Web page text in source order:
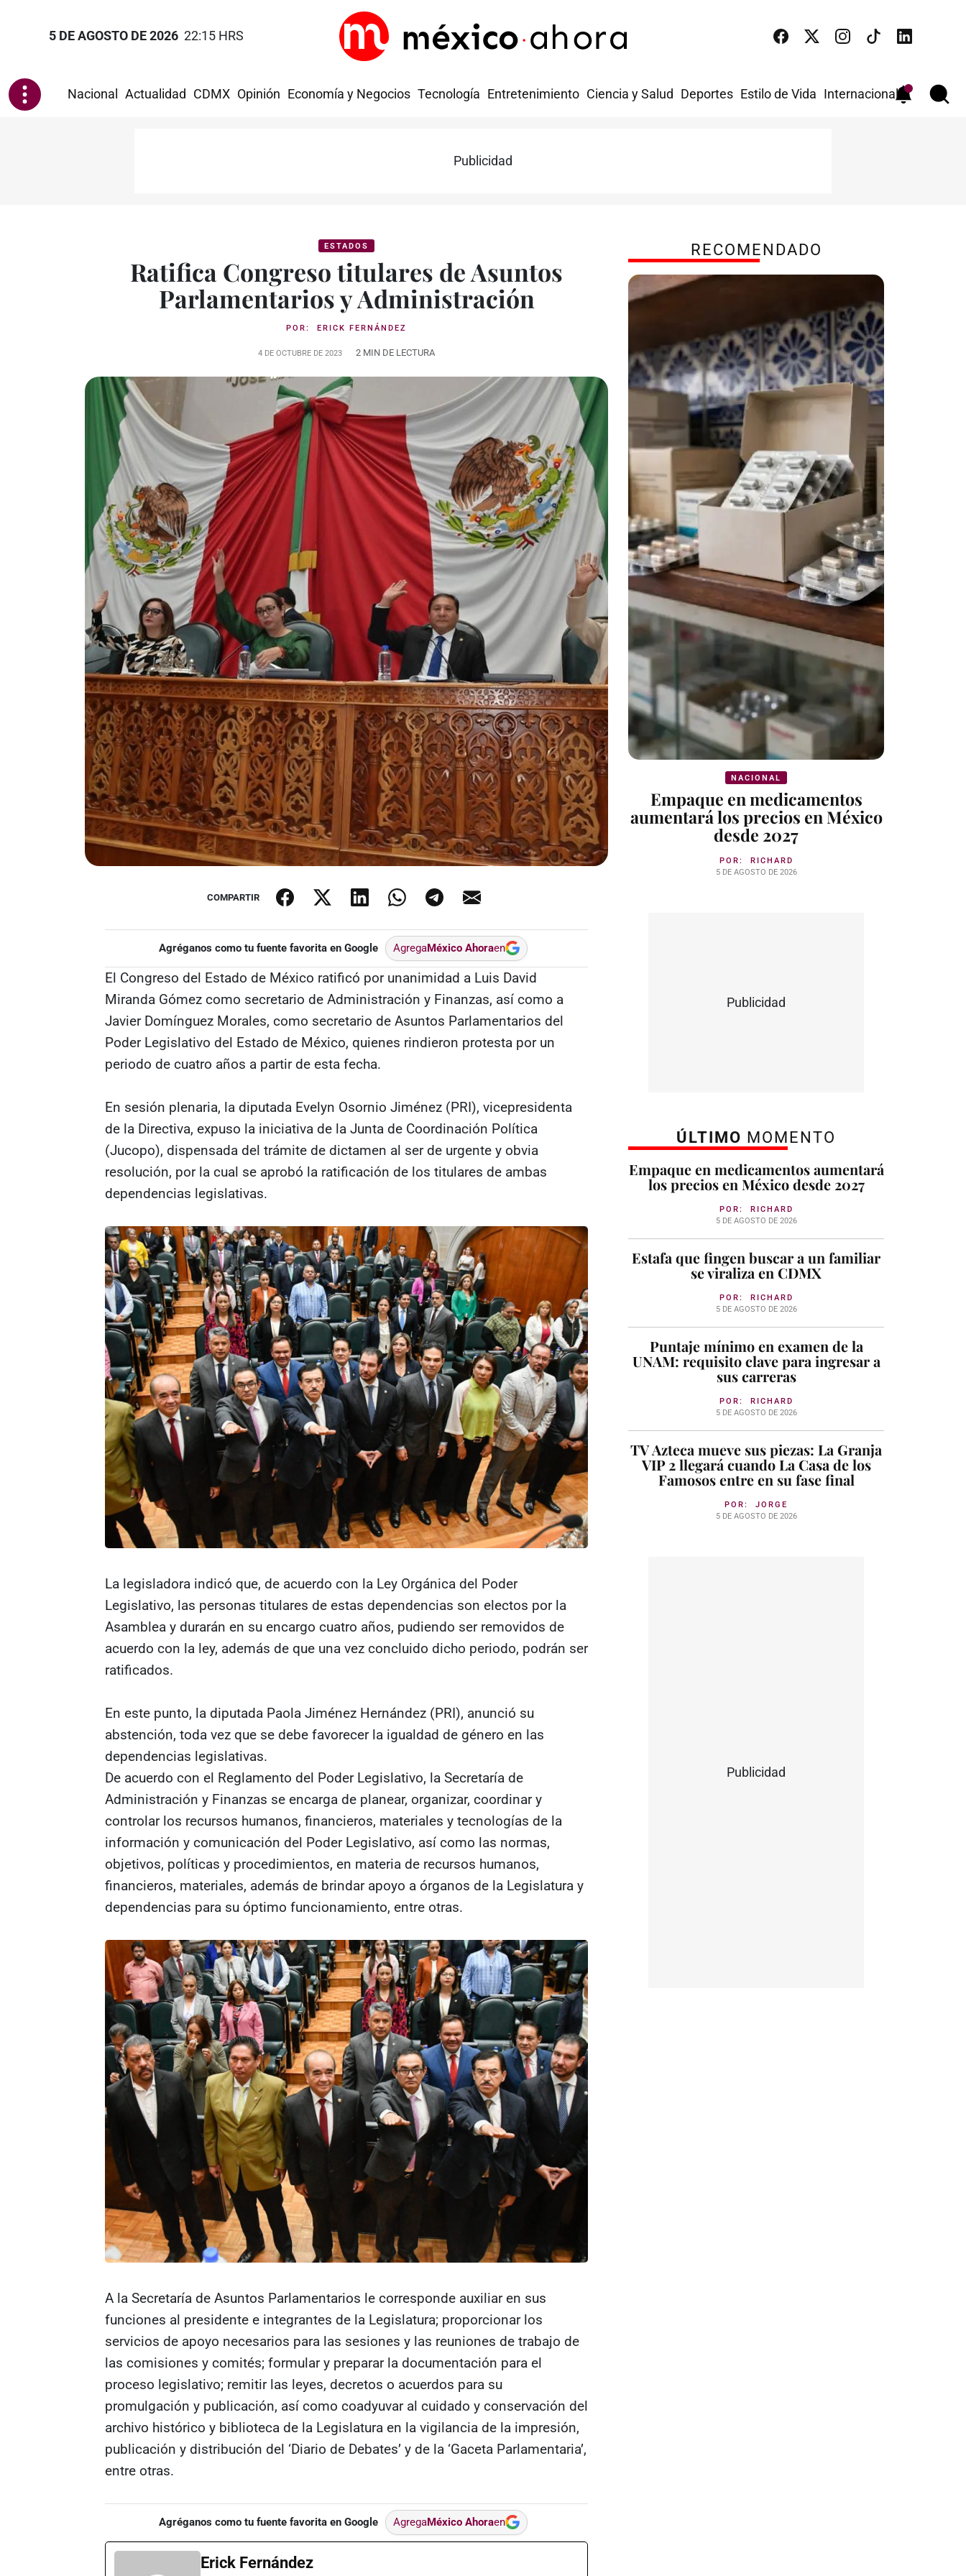
5 DE AGOSTO DE 2026 22:15 HRS
Nacional Actualidad CDMX Opinión Economía y Negocios Tecnología Entretenimiento Ciencia y Salud Deportes Estilo de Vida Internacional
Publicidad
ESTADOS
Ratifica Congreso titulares de Asuntos
Parlamentarios y Administración
POR: ERICK FERNÁNDEZ
4 DE OCTUBRE DE 2023 2 MIN DE LECTURA
COMPARTIR
Agréganos como tu fuente favorita en Google AgregaMéxico Ahoraen
El Congreso del Estado de México ratificó por unanimidad a Luis David
Miranda Gómez como secretario de Administración y Finanzas, así como a
Javier Domínguez Morales, como secretario de Asuntos Parlamentarios del
Poder Legislativo del Estado de México, quienes rindieron protesta por un
periodo de cuatro años a partir de esta fecha.
En sesión plenaria, la diputada Evelyn Osornio Jiménez (PRI), vicepresidenta
de la Directiva, expuso la iniciativa de la Junta de Coordinación Política
(Jucopo), dispensada del trámite de dictamen al ser de urgente y obvia
resolución, por la cual se aprobó la ratificación de los titulares de ambas
dependencias legislativas.
La legisladora indicó que, de acuerdo con la Ley Orgánica del Poder
Legislativo, las personas titulares de estas dependencias son electos por la
Asamblea y durarán en su encargo cuatro años, pudiendo ser removidos de
acuerdo con la ley, además de que una vez concluido dicho periodo, podrán ser
ratificados.
En este punto, la diputada Paola Jiménez Hernández (PRI), anunció su
abstención, toda vez que se debe favorecer la igualdad de género en las
dependencias legislativas.
De acuerdo con el Reglamento del Poder Legislativo, la Secretaría de
Administración y Finanzas se encarga de planear, organizar, coordinar y
controlar los recursos humanos, financieros, materiales y tecnologías de la
información y comunicación del Poder Legislativo, así como las normas,
objetivos, políticas y procedimientos, en materia de recursos humanos,
financieros, materiales, además de brindar apoyo a órganos de la Legislatura y
dependencias para su óptimo funcionamiento, entre otras.
A la Secretaría de Asuntos Parlamentarios le corresponde auxiliar en sus
funciones al presidente e integrantes de la Legislatura; proporcionar los
servicios de apoyo necesarios para las sesiones y las reuniones de trabajo de
las comisiones y comités; formular y preparar la documentación para el
proceso legislativo; remitir las leyes, decretos o acuerdos para su
promulgación y publicación, así como coadyuvar al cuidado y conservación del
archivo histórico y biblioteca de la Legislatura en la vigilancia de la impresión,
publicación y distribución del ‘Diario de Debates’ y de la ‘Gaceta Parlamentaria’,
entre otras.
Agréganos como tu fuente favorita en Google AgregaMéxico Ahoraen
Erick Fernández
RECOMENDADO
NACIONAL
Empaque en medicamentos
aumentará los precios en México
desde 2027
POR: RICHARD
5 DE AGOSTO DE 2026
Publicidad
ÚLTIMO MOMENTO
Empaque en medicamentos aumentará
los precios en México desde 2027
POR: RICHARD
5 DE AGOSTO DE 2026
Estafa que fingen buscar a un familiar
se viraliza en CDMX
POR: RICHARD
5 DE AGOSTO DE 2026
Puntaje mínimo en examen de la
UNAM: requisito clave para ingresar a
sus carreras
POR: RICHARD
5 DE AGOSTO DE 2026
TV Azteca mueve sus piezas: La Granja
VIP 2 llegará cuando La Casa de los
Famosos entre en su fase final
POR: JORGE
5 DE AGOSTO DE 2026
Publicidad